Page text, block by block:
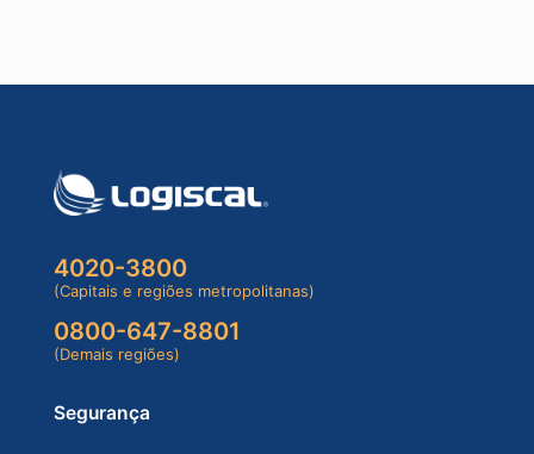
4020-3800
(Capitais e regiões metropolitanas)
0800-647-8801
(Demais regiões)
Segurança